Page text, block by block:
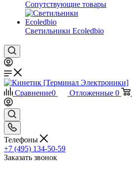
Сопутствующие товары
Светильники Ecoledbio
Сравнение0 Отложенные 0
Телефоны
+7 (495) 134-50-59
Заказать звонок